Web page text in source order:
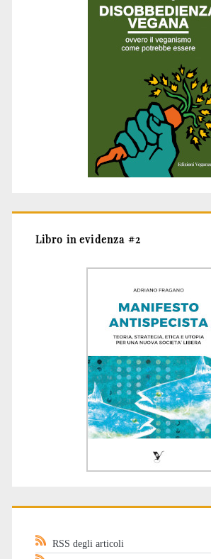
Libro in evidenza #2
RSS degli articoli